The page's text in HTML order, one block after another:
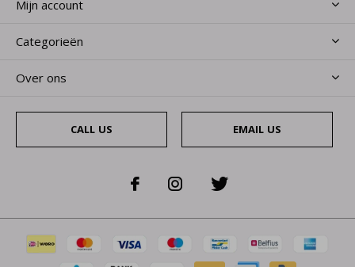
Mijn account
Categorieën
Over ons
CALL US EMAIL US